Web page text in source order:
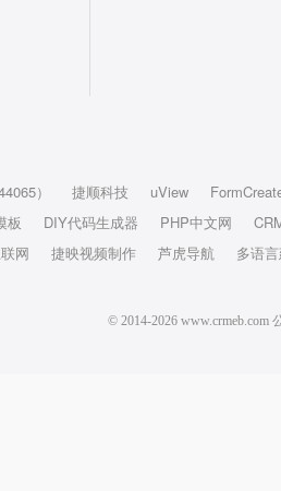
） 捷顺科技 uView
板 DIY代码生成器 PHP中文网
网 捷映视频制作 芦虎导航 多语
© 2014-2026